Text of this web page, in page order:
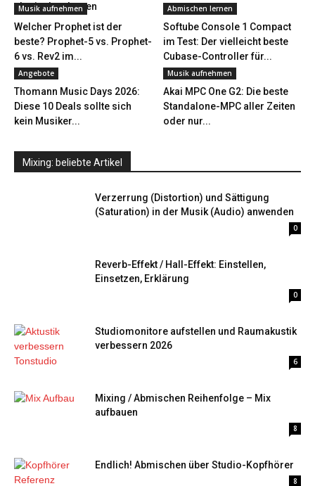
abmischen lernen
Musik aufnehmen
Welcher Prophet ist der
beste? Prophet-5 vs. Prophet-
6 vs. Rev2 im...
Abmischen lernen
Softube Console 1 Compact
im Test: Der vielleicht beste
Cubase-Controller für...
Angebote
Thomann Music Days 2026:
Diese 10 Deals sollte sich
kein Musiker...
Musik aufnehmen
Akai MPC One G2: Die beste
Standalone-MPC aller Zeiten
oder nur...
Mixing: beliebte Artikel
Verzerrung (Distortion) und Sättigung
(Saturation) in der Musik (Audio) anwenden
0
Reverb-Effekt / Hall-Effekt: Einstellen,
Einsetzen, Erklärung
0
Studiomonitore aufstellen und Raumakustik
verbessern 2026
6
Mixing / Abmischen Reihenfolge – Mix
aufbauen
8
Endlich! Abmischen über Studio-Kopfhörer
8